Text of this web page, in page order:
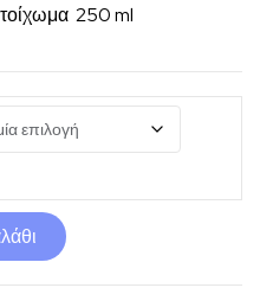
τοίχωμα 250 ml